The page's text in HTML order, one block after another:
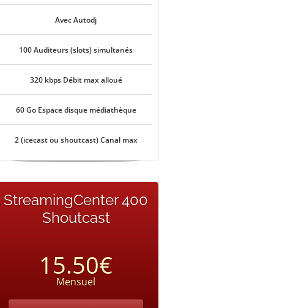
Avec Autodj
100 Auditeurs (slots) simultanés
320 kbps Débit max alloué
60 Go Espace disque médiathèque
2 (icecast ou shoutcast) Canal max
StreamingCenter 400
Shoutcast
15.50€
Mensuel